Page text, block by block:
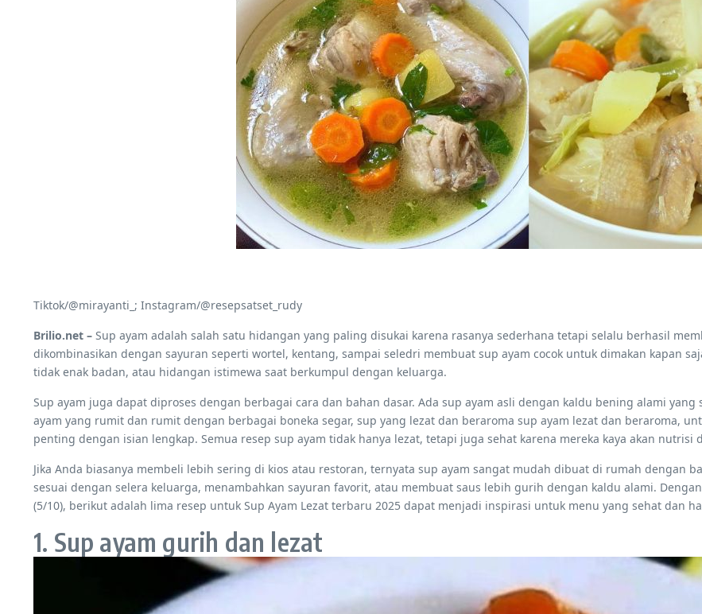
Tiktok/@mirayanti_; Instagram/@resepsatset_rudy
Brilio.net – Sup ayam adalah salah satu hidangan yang paling disukai karena rasanya sederhana tetapi selalu berhasil
dikombinasikan dengan sayuran seperti wortel, kentang, sampai seledri membuat sup ayam cocok untuk dimakan kapan
tidak enak badan, atau hidangan istimewa saat berkumpul dengan keluarga.
Sup ayam juga dapat diproses dengan berbagai cara dan bahan dasar. Ada sup ayam asli dengan kaldu bening alami
ayam yang rumit dan rumit dengan berbagai boneka segar, sup yang lezat dan beraroma sup ayam lezat dan beraroma,
penting dengan isian lengkap. Semua resep sup ayam tidak hanya lezat, tetapi juga sehat karena mereka kaya akan nutrisi
Jika Anda biasanya membeli lebih sering di kios atau restoran, ternyata sup ayam sangat mudah dibuat di rumah dengan
sesuai dengan selera keluarga, menambahkan sayuran favorit, atau membuat saus lebih gurih dengan kaldu alami.
(5/10), berikut adalah lima resep untuk Sup Ayam Lezat terbaru 2025 dapat menjadi inspirasi untuk menu yang sehat dan
1. Sup ayam gurih dan lezat